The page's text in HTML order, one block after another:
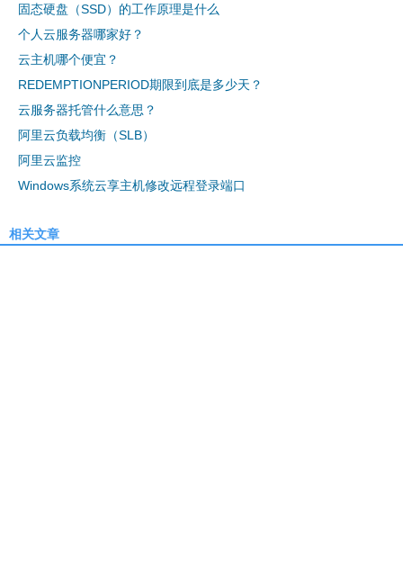
固态硬盘（SSD）的工作原理是什么
个人云服务器哪家好？
云主机哪个便宜？
REDEMPTIONPERIOD期限到底是多少天？
云服务器托管什么意思？
阿里云负载均衡（SLB）
阿里云监控
Windows系统云享主机修改远程登录端口
相关文章